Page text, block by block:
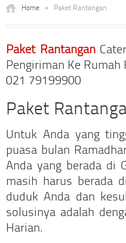
Home » Paket Rantangan
Paket Rantangan
Pengiriman Ke Rumah
021 79199900
Paket
Untuk Anda yang
puasa bulan
Anda yang berada di
masih harus berada
duduk Anda dan
solusinya adalah
Harian.